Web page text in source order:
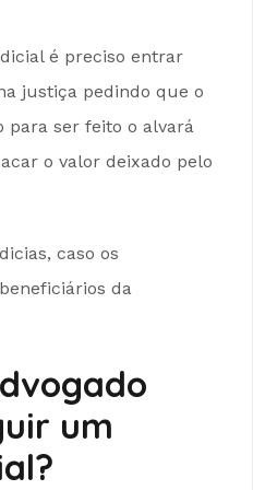
é preciso entrar
justiça pedindo que o
para ser feito o alvará
o valor deixado pelo
caso os
da
um